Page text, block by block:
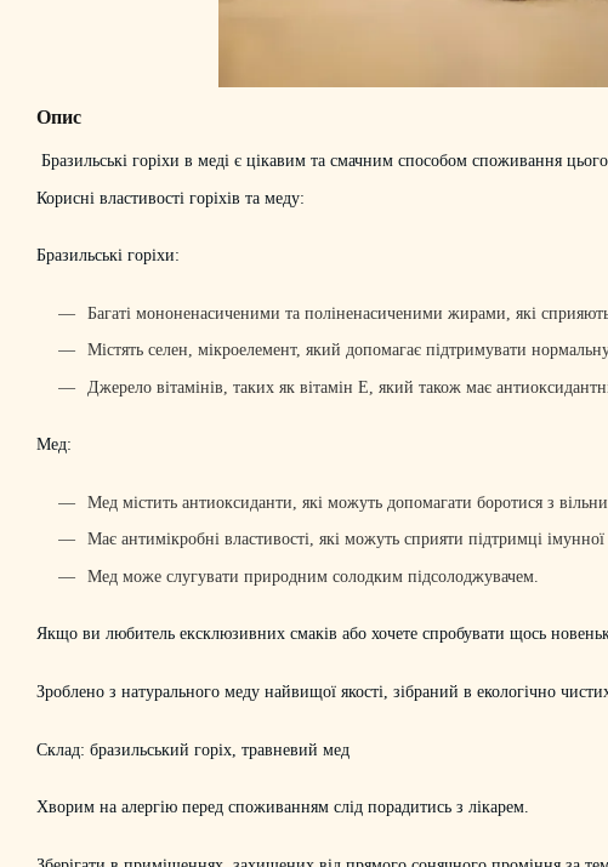
Опис
Бразильські горіхи в меді є цікавим та смачним способом споживання
Корисні властивості горіхів та меду:
Бразильські горіхи:
Багаті мононенасиченими та поліненасиченими жирами, які
Містять селен, мікроелемент, який допомагає підтримувати
Джерело вітамінів, таких як вітамін Е, який також має
Мед:
Мед містить антиоксиданти, які можуть допомагати боротися з
Має антимікробні властивості, які можуть сприяти підтримці
Мед може слугувати природним солодким підсолоджувачем.
Якщо ви любитель ексклюзивних смаків або хочете спробувати щось
Зроблено з натурального меду найвищої якості, зібраний в екологічно
Склад: бразильський горіх, травневий мед
Хворим на алергію перед споживанням слід порадитись з лікарем.